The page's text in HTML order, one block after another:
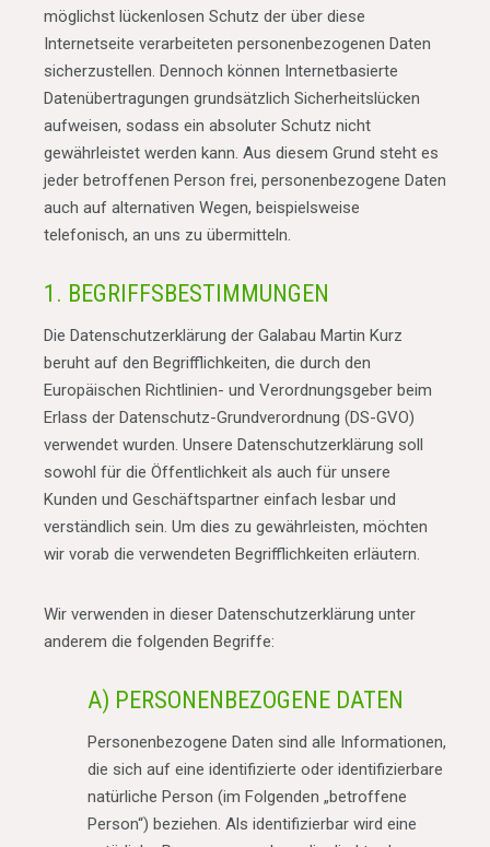
möglichst lückenlosen Schutz der über diese
Internetseite verarbeiteten personenbezogenen Daten
sicherzustellen. Dennoch können Internetbasierte
Datenübertragungen grundsätzlich Sicherheitslücken
aufweisen, sodass ein absoluter Schutz nicht
gewährleistet werden kann. Aus diesem Grund steht es
jeder betroffenen Person frei, personenbezogene Daten
auch auf alternativen Wegen, beispielsweise
telefonisch, an uns zu übermitteln.
1. BEGRIFFSBESTIMMUNGEN
Die Datenschutzerklärung der Galabau Martin Kurz
beruht auf den Begrifflichkeiten, die durch den
Europäischen Richtlinien- und Verordnungsgeber beim
Erlass der Datenschutz-Grundverordnung (DS-GVO)
verwendet wurden. Unsere Datenschutzerklärung soll
sowohl für die Öffentlichkeit als auch für unsere
Kunden und Geschäftspartner einfach lesbar und
verständlich sein. Um dies zu gewährleisten, möchten
wir vorab die verwendeten Begrifflichkeiten erläutern.
Wir verwenden in dieser Datenschutzerklärung unter
anderem die folgenden Begriffe:
A) PERSONENBEZOGENE DATEN
Personenbezogene Daten sind alle Informationen,
die sich auf eine identifizierte oder identifizierbare
natürliche Person (im Folgenden „betroffene
Person“) beziehen. Als identifizierbar wird eine